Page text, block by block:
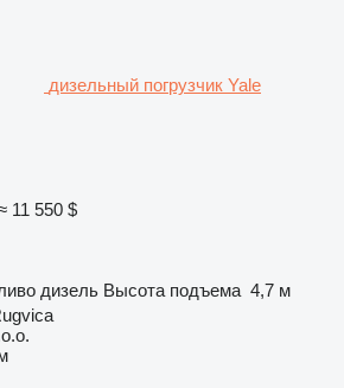
дизельный погрузчик Yale
11 550 $
дизель Высота подъема 4,7 м